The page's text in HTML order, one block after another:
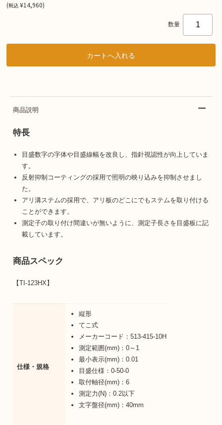
(税込 ¥14,960)
数量
商品説明
特長
目盛数字の字体や目盛線幅を改良し、指針視認性が向上していま
す。
反射抑制コーティングの採用で照明の映り込みを抑制させまし
た。
アリ溝ステムの採用で、アリ板のどこにでもステムを取り付ける
ことができます。
測定子の取り付け間違いが無いように、測定子長さを目盛板に記
載しています。
商品スペック
【TI-123HX】
仕様・規格
縦形
てこ式
メーカーコード：513-415-10H
測定範囲(mm)：0～1
最小表示(mm)：0.01
目盛仕様：0-50-0
取付軸径(mm)：6
測定力(N)：0.2以下
文字盤径(mm)：40mm